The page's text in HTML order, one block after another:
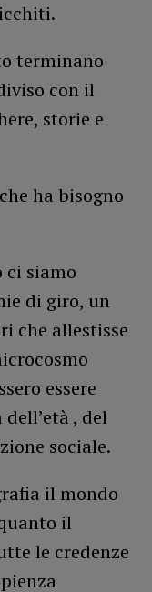
terminano
con il
storie e
ha bisogno
ci siamo
di giro, un
che allestisse
essere
, del
sociale.
il mondo
il
le credenze